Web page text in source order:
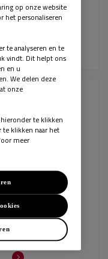
Bekijk kandidaat
Bekijk kandidaat
op onze website
het personaliseren
te analyseren en te
vindt. Dit helpt ons
en u
We delen deze
onze
te klikken
klikken naar het
meer